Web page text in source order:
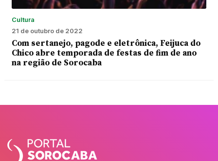
Cultura
21 de outubro de 2022
Com sertanejo, pagode e eletrônica, Feijuca do
Chico abre temporada de festas de fim de ano
na região de Sorocaba